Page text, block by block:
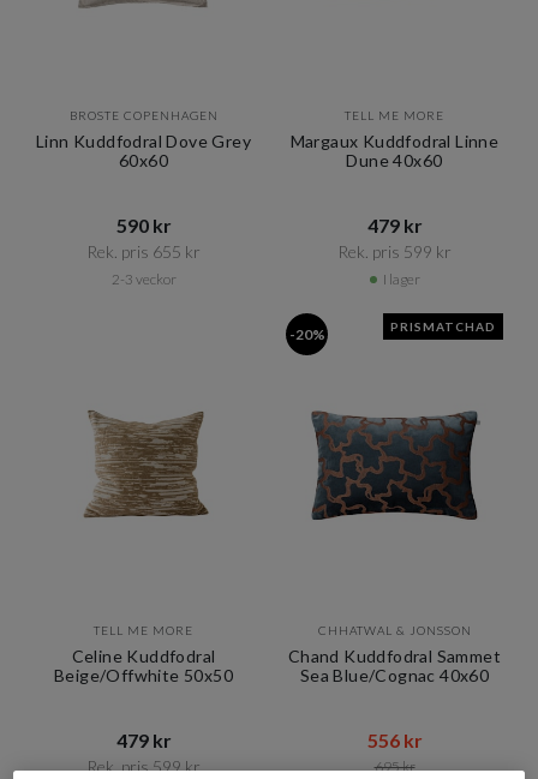
BROSTE COPENHAGEN
Linn Kuddfodral Dove Grey
60x60
590 kr​​
Rek. pris 655 kr​​
2-3 veckor
TELL ME MORE
Margaux Kuddfodral Linne
Dune 40x60
479 kr​​
Rek. pris 599 kr​​
I lager
TELL ME MORE
Celine Kuddfodral
Beige/Offwhite 50x50
479 kr​​
Rek. pris 599 kr​​
-20% PRISMATCHAD
CHHATWAL & JONSSON
Chand Kuddfodral Sammet
Sea Blue/Cognac 40x60
556 kr​​
695 kr​​